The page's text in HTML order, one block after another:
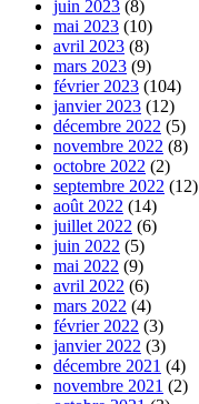
juin 2023 (8)
mai 2023 (10)
avril 2023 (8)
mars 2023 (9)
février 2023 (104)
janvier 2023 (12)
décembre 2022 (5)
novembre 2022 (8)
octobre 2022 (2)
septembre 2022 (12)
août 2022 (14)
juillet 2022 (6)
juin 2022 (5)
mai 2022 (9)
avril 2022 (6)
mars 2022 (4)
février 2022 (3)
janvier 2022 (3)
décembre 2021 (4)
novembre 2021 (2)